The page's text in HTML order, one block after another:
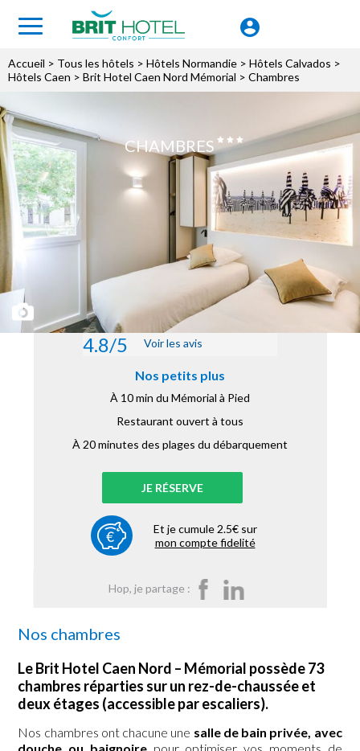
Accueil > Tous les hôtels > Hôtels Normandie > Hôtels Calvados >
Hôtels Caen > Brit Hotel Caen Nord Mémorial > Chambres
CHAMBRES
4.8/5 Voir les avis
Nos petits plus
À 10 min du Mémorial à Pied
Restaurant ouvert à tous
À 20 minutes des plages du débarquement
JE RÉSERVE
Et je cumule 2.5€ sur
mon compte fidelité
Hop, je partage :
Nos chambres
Le Brit Hotel Caen Nord – Mémorial possède73
chambres réparties sur un rez-de-chaussée et
deux étages (accessible par escaliers).
Nos chambres ont chacune une salle de bain privée, avec